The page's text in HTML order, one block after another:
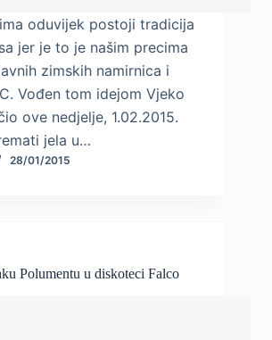
oduvijek postoji tradicija
jer je to je našim precima
zimskih namirnica i
Vođen tom idejom Vjeko
ove nedjelje, 1.02.2015.
jela u…
28/01/2015
Polumentu u diskoteci Falco